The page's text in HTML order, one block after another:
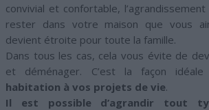
convivial et confortable,
rester dans votre maison que vous
devient étroite pour toute la famille.
Dans tous les cas, cela vous évite de
et déménager. C’est la façon idéale
habitation à vos projets de vie.
Il est possible d’agrandir tout